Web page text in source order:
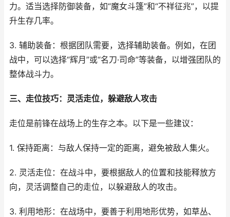
力。适当选择防御装备，如“魔女斗篷”和“不祥征兆”，以提
升生存几率。
3. 辅助装备：根据团队需要，选择辅助装备。例如，在团
战中，可以选择“辉月”或“名刀·司命”等装备，以增强团队的
整体战斗力。
三、走位技巧：灵活走位，躲避敌人攻击
走位是前锋在战场上的生存之本。以下是一些建议：
1. 保持距离：与敌人保持一定的距离，避免被敌人集火。
2. 灵活走位：在战斗中，要根据敌人的位置和技能释放方
向，灵活调整自己的走位，以躲避敌人的攻击。
3. 利用地形：在战场中，要善于利用地形优势，如草丛、